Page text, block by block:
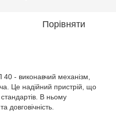
Порівняти
- виконавчий механізм,
Це надійний пристрій, що
В ньому
довговічність.